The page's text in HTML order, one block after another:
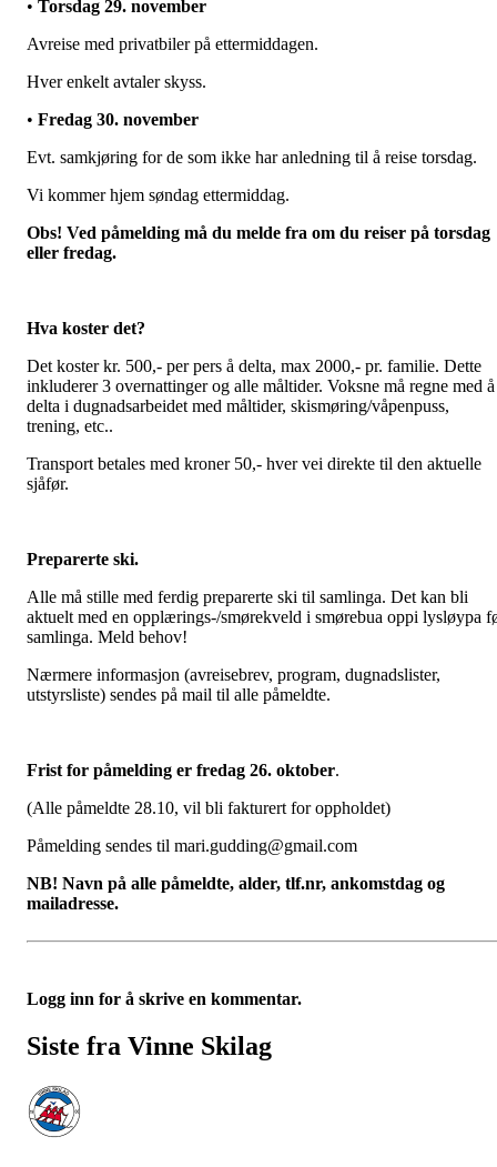
• Torsdag 29. november
Avreise med privatbiler på ettermiddagen.
Hver enkelt avtaler skyss.
• Fredag 30. november
Evt. samkjøring for de som ikke har anledning til å reise torsdag.
Vi kommer hjem søndag ettermiddag.
Obs! Ved påmelding må du melde fra om du reiser på torsdag
eller fredag.
Hva koster det?
Det koster kr. 500,- per pers å delta, max 2000,- pr. familie. Dette
inkluderer 3 overnattinger og alle måltider. Voksne må regne med å
delta i dugnadsarbeidet med måltider, skismøring/våpenpuss,
trening, etc..
Transport betales med kroner 50,- hver vei direkte til den aktuelle
sjåfør.
Preparerte ski.
Alle må stille med ferdig preparerte ski til samlinga. Det kan bli
aktuelt med en opplærings-/smørekveld i smørebua oppi lysløypa
samlinga. Meld behov!
Nærmere informasjon (avreisebrev, program, dugnadslister,
utstyrsliste) sendes på mail til alle påmeldte.
Frist for påmelding er fredag 26. oktober.
(Alle påmeldte 28.10, vil bli fakturert for oppholdet)
Påmelding sendes til mari.gudding@gmail.com
NB! Navn på alle påmeldte, alder, tlf.nr, ankomstdag og
mailadresse.
Logg inn for å skrive en kommentar.
Siste fra Vinne Skilag